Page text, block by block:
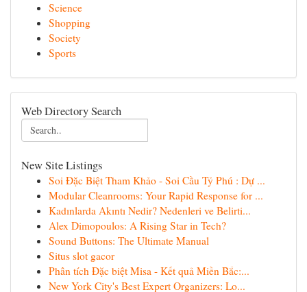
Science
Shopping
Society
Sports
Web Directory Search
New Site Listings
Soi Đặc Biệt Tham Khảo - Soi Cầu Tỷ Phú : Dự ...
Modular Cleanrooms: Your Rapid Response for ...
Kadınlarda Akıntı Nedir? Nedenleri ve Belirti...
Alex Dimopoulos: A Rising Star in Tech?
Sound Buttons: The Ultimate Manual
Situs slot gacor
Phân tích Đặc biệt Misa - Kết quả Miền Bắc:...
New York City's Best Expert Organizers: Lo...